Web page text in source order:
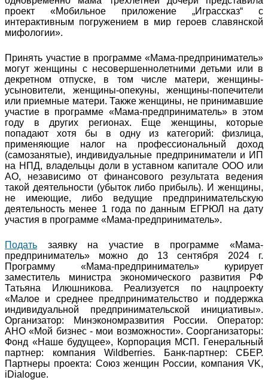
проект «Мобильное приложение „Играссказ“ с
интерактивным погружением в мир героев славянской
мифологии».
Принять участие в программе «Мама-предприниматель»
могут женщины с несовершеннолетними детьми или в
декретном отпуске, в том числе матери, женщины-
усыновители, женщины-опекуны, женщины-попечители
или приемные матери. Также женщины, не принимавшие
участие в программе «Мама-предприниматель» в этом
году в других регионах. Еще женщины, которые
попадают хотя бы в одну из категорий: физлица,
применяющие налог на профессиональный доход
(самозанятые), индивидуальные предприниматели и ИП
на НПД, владельцы доли в уставном капитале ООО или
АО, независимо от финансового результата ведения
такой деятельности (убыток либо прибыль). И женщины,
не имеющие, либо ведущие предпринимательскую
деятельность менее 1 года по данным ЕГРЮЛ на дату
участия в программе «Мама-предприниматель».
Подать заявку на участие в программе «Мама-
предприниматель» можно до 13 сентября 2024 г.
Программу «Мама-предприниматель» курирует
заместитель министра экономического развития РФ
Татьяна Илюшникова. Реализуется по нацпроекту
«Малое и среднее предпринимательство и поддержка
индивидуальной предпринимательской инициативы».
Организатор: Минэкономразвития России. Оператор:
АНО «Мой бизнес - мои возможности». Соорганизаторы:
Фонд «Наше будущее», Корпорация МСП. Генеральный
партнер: компания Wildberries. Банк-партнер: СБЕР.
Партнеры проекта: Союз женщин России, компания VK,
iDialogue.